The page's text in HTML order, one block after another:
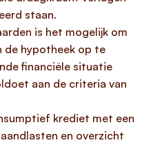
staan.
is het mogelijk om
de hypotheek op te
financiële situatie
aan de criteria van
krediet met een
en overzicht